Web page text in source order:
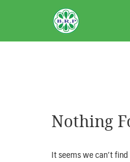
BRPAUTO.COM
Nothing
It seems we can’t